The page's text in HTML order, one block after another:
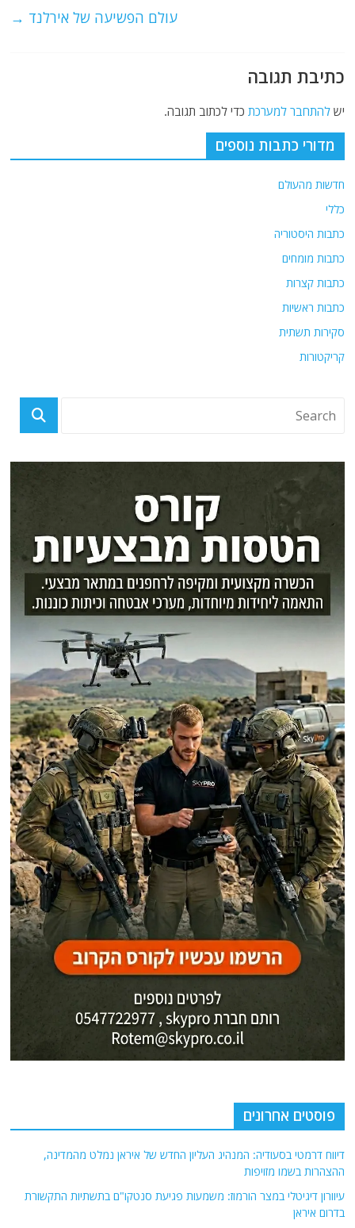
k
עולם הפשיעה של אירלנד →
כתיבת תגובה
ישלהתחבר למערכת כדי לכתוב תגובה.
מדורי כתבות נוספים
חדשות מהעולם
כללי
כתבות היסטוריה
כתבות מומחים
כתבות קצרות
כתבות ראשיות
סקירות תשתית
קריקטורות
פוסטים אחרונים
דיווח דרמטי בסעודיה: המנהיג העליון החדש של איראן נמלט מהמדינה,
ההצהרות בשמו מזויפות
עיוורון דיגיטלי במצר הורמוז: משמעות פגיעת סנטקו"ם בתשתיות התקשורת
בדרום איראן